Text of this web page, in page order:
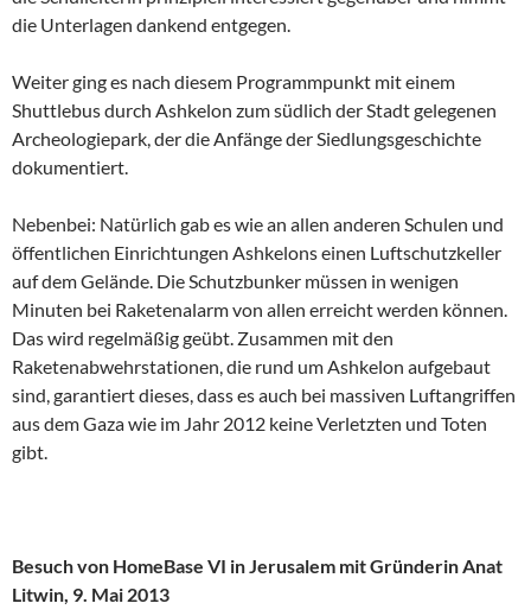
die Unterlagen dankend entgegen.
Weiter ging es nach diesem Programmpunkt mit einem
Shuttlebus durch Ashkelon zum südlich der Stadt gelegenen
Archeologiepark, der die Anfänge der Siedlungsgeschichte
dokumentiert.
Nebenbei: Natürlich gab es wie an allen anderen Schulen und
öffentlichen Einrichtungen Ashkelons einen Luftschutzkeller
auf dem Gelände. Die Schutzbunker müssen in wenigen
Minuten bei Raketenalarm von allen erreicht werden können.
Das wird regelmäßig geübt. Zusammen mit den
Raketenabwehrstationen, die rund um Ashkelon aufgebaut
sind, garantiert dieses, dass es auch bei massiven Luftangriffen
aus dem Gaza wie im Jahr 2012 keine Verletzten und Toten
gibt.
Besuch von HomeBase VI in Jerusalem mit Gründerin Anat
Litwin, 9. Mai 2013